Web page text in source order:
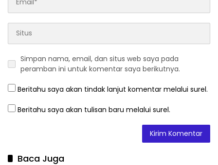
Simpan nama, email, dan situs web saya pada
peramban ini untuk komentar saya berikutnya.
Beritahu saya akan tindak lanjut komentar melalui surel.
Beritahu saya akan tulisan baru melalui surel.
Baca Juga